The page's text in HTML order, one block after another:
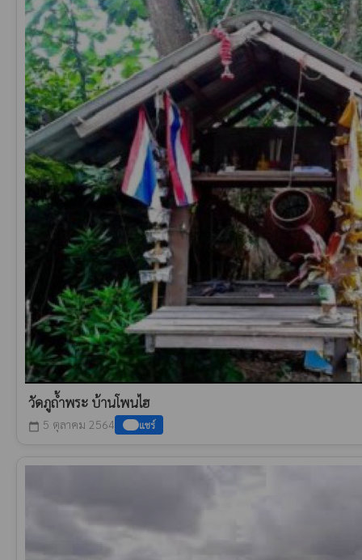
วัดภูถ้ำพระ บ้านโพนไฮ
calendar_today 5 ตุลาคม 2564 แชร์